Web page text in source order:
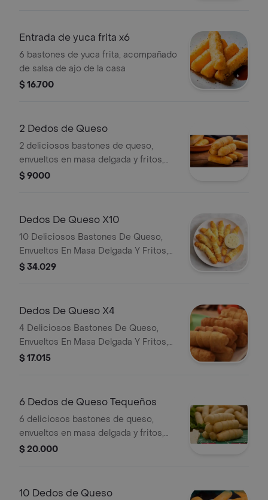
Entrada de yuca frita x6
6 bastones de yuca frita, acompañado
de salsa de ajo de la casa
$ 16.700
2 Dedos de Queso
2 deliciosos bastones de queso,
envueltos en masa delgada y fritos,
acompañados de salsa de ajo de la
$ 9000
Dedos De Queso X10
10 Deliciosos Bastones De Queso,
Envueltos En Masa Delgada Y Fritos,
Acompanados De Salsa De Ajo De La
$ 34.029
Dedos De Queso X4
4 Deliciosos Bastones De Queso,
Envueltos En Masa Delgada Y Fritos,
Acompanados De Salsa De Ajo De La
$ 17.015
6 Dedos de Queso Tequeños
6 deliciosos bastones de queso,
envueltos en masa delgada y fritos,
acompañados de salsa de ajo de la
$ 20.000
10 Dedos de Queso